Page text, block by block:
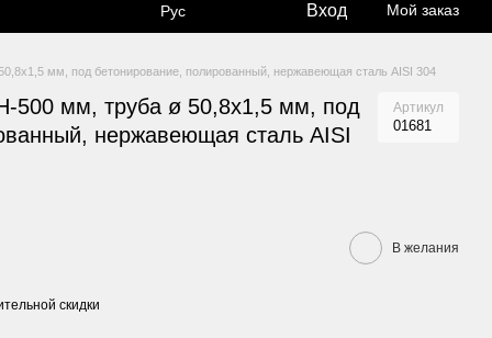
Рус Вход Мой заказ
мм, под бетонирование, полированный, нержавеющая сталь AISI 304
500 мм, труба ø 50,8х1,5 мм, под
нержавеющая сталь AISI
Артикул
01681
В желания
скидки